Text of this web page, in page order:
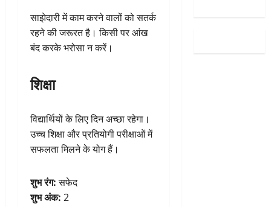
साझेदारी में काम करने वालों को सतर्क
रहने की जरूरत है। किसी पर आंख
बंद करके भरोसा न करें।
शिक्षा
विद्यार्थियों के लिए दिन अच्छा रहेगा।
उच्च शिक्षा और प्रतियोगी परीक्षाओं में
सफलता मिलने के योग हैं।
शुभ रंग:सफेद
शुभ अंक: 2